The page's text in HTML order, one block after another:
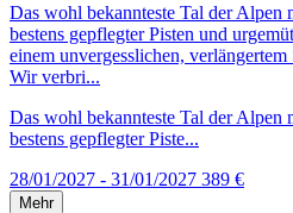
Das wohl bekannteste Tal der Alpen
bestens gepflegter Pisten und
einem unvergesslichen,
Wir verbri...
Das wohl bekannteste Tal der Alpen
bestens gepflegter Piste...
28/01/2027 - 31/01/2027 389 €
Mehr